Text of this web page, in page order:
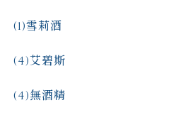
雪莉酒
(1)
艾碧斯
(4)
無酒精
(4)